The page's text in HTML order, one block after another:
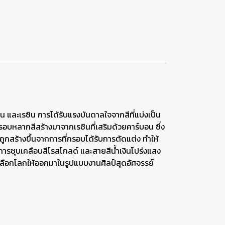
ละเรซิน การได้รับแรงบันดาลใจจากสีที่แบ่งเป็น
หลากสีสร้างมาจากเรซินที่เสริมด้วยคาร์บอน ซึ่ง
สร้างขึ้นจากการที่กรอบได้รับการตัดแต่ง ทำให้
บเคลือบสีโรสโกลด์ และสายสีน้ำเงินโปร่งแสง
อกโลกให้ออกมาในรูปแบบงานศิลป์สุดอัศจรรย์